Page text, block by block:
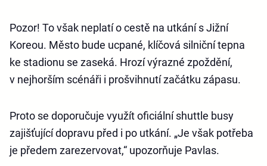
Pozor! To však neplatí o cestě na utkání s Jižní
Koreou. Město bude ucpané, klíčová silniční tepna
ke stadionu se zaseká. Hrozí výrazné zpoždění,
v nejhorším scénáři i prošvihnutí začátku zápasu.
Proto se doporučuje využít oficiální shuttle busy
zajišťující dopravu před i po utkání. „Je však potřeba
je předem zarezervovat,“ upozorňuje Pavlas.